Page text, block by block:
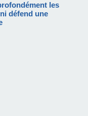
les
défend une